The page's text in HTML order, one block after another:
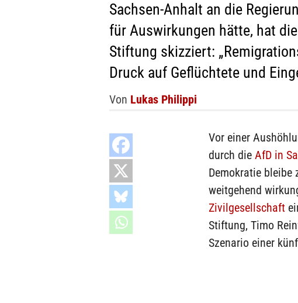
Sachsen-Anhalt an die
für Auswirkungen hätte, hat
Stiftung skizziert:
Druck auf Geflüchtete und
Von Lukas Philippi
Vor einer
durch die AfD in
Demokratie bleibe
weitgehend
Zivilgesellschaft
Stiftung, Timo
Szenario einer